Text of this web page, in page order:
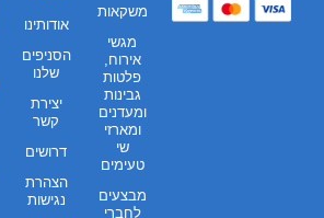
משקאות
מגשי
אירוח,
פלטות
גבינות
ומעדנים
ומארזי
שי
טעימים
מבצעים
לחברי
אודותינו
הסניפים
שלנו
יצירת
קשר
דרושים
הצהרת
נגישות